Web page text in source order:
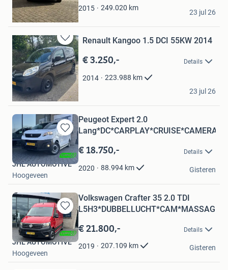
2015 249.020 km
Sol Works BV.
Hoogeveen
23 jul 26
Bewaren
in
Mijn
Favorieten
Renault Kangoo 1.5 DCI 55KW 2014
€ 3.250,- Details
2014 223.988 km
Nieuwstaat
Hoogeveen
23 jul 26
Bewaren
in
Mijn
Favorieten
Peugeot Expert 2.0
€ 18.750,- Details
2020 88.994 km
JHL AUTOMOTIVE
Hoogeveen
Gisteren
Bewaren
in
Mijn
Favorieten
Volkswagen Crafter 35 2.0 TDI
L5H3*DUBBELLUCHT*CAM*MASSAGE*C
€ 21.800,- Details
2019 207.109 km
JHL AUTOMOTIVE
Hoogeveen
Gisteren